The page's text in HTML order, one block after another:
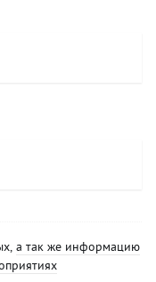
а так же информацию